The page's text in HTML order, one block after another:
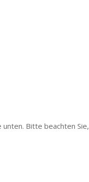
unten. Bitte beachten